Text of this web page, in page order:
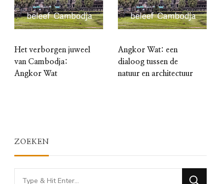
Het verborgen juweel
van Cambodja:
Angkor Wat
Angkor Wat: een
dialoog tussen de
natuur en architectuur
ZOEKEN
Looking